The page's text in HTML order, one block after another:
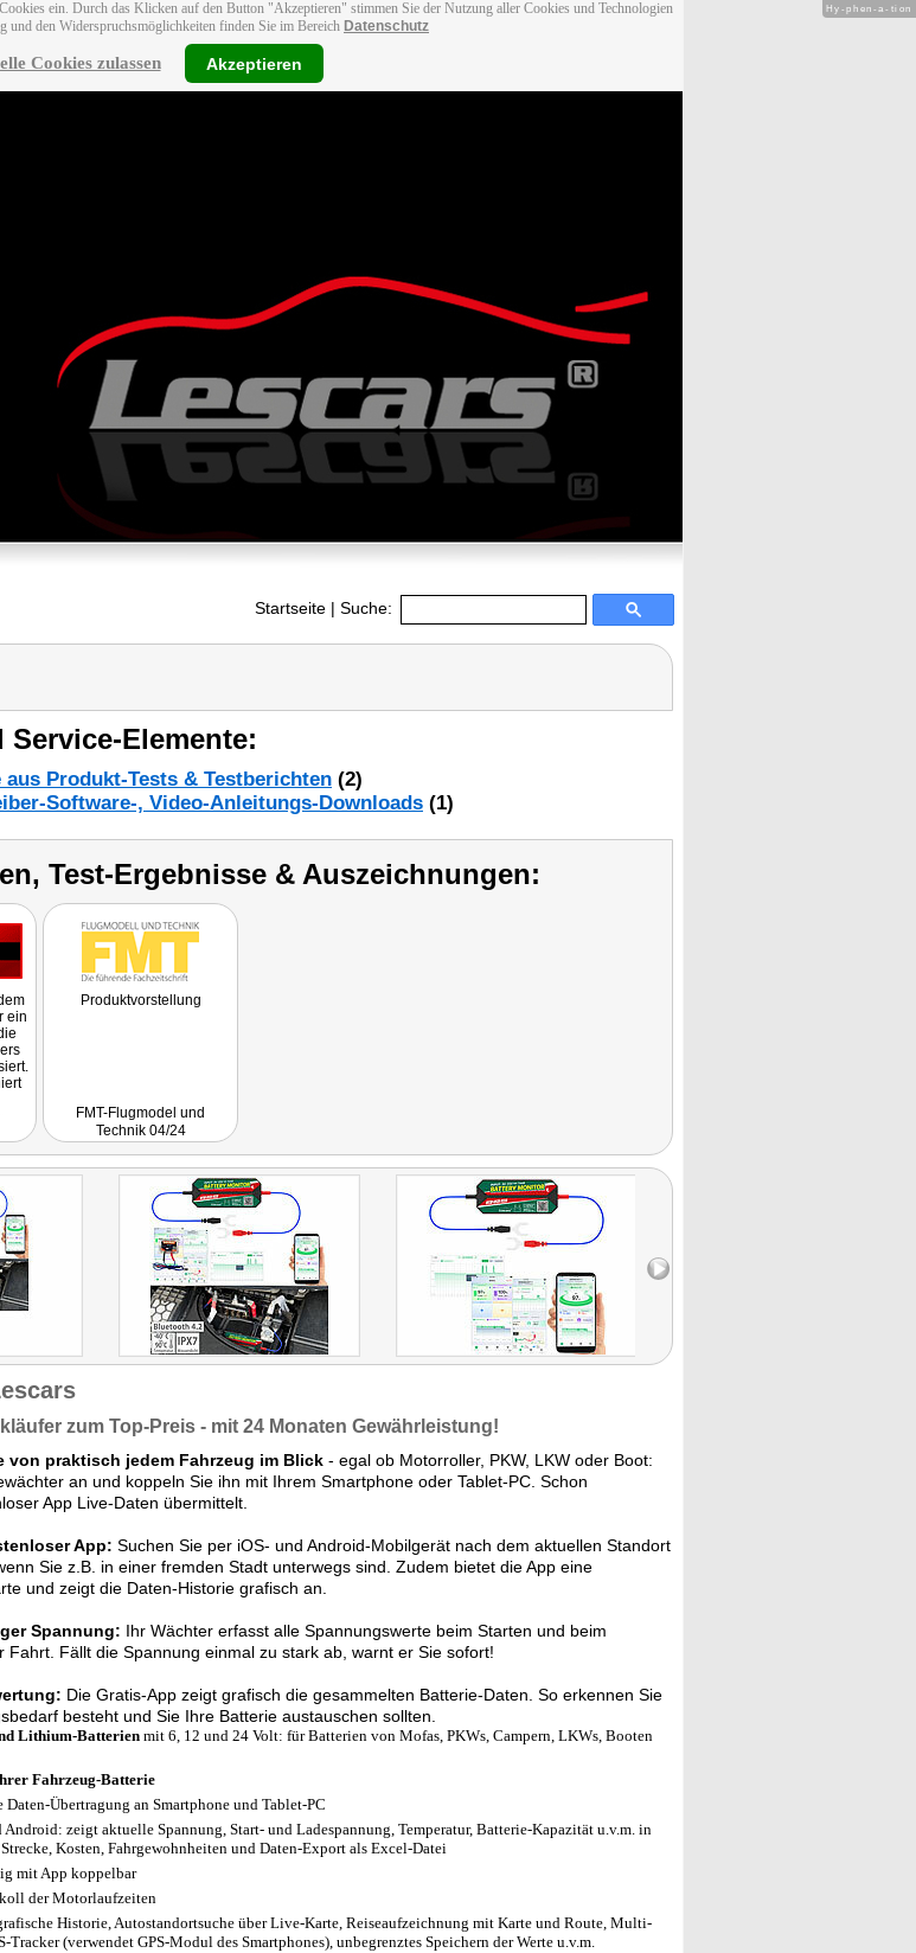
ein. Durch das Klicken auf den Button "Akzeptieren" stimmen Sie der Nutzung aller Cookies und Technologien
und den Widerspruchsmöglichkeiten finden Sie im Bereich Datenschutz
Cookies zulassen Akzeptieren
Startseite | Suche:
Elemente:
aus Produkt-Tests & Testberichten (2)
Software-, Video-Anleitungs-Downloads (1)
Test-Ergebnisse & Auszeichnungen:
ein
Produktvorstellung
FMT-Flugmodel und
Technik 04/24
zum Top-Preis - mit 24 Monaten Gewährleistung!
von praktisch jedem Fahrzeug im Blick - egal ob Motorroller, PKW, LKW oder Boot:
an und koppeln Sie ihn mit Ihrem Smartphone oder Tablet-PC. Schon
App Live-Daten übermittelt.
App: Suchen Sie per iOS- und Android-Mobilgerät nach dem aktuellen Standort
Sie z.B. in einer fremden Stadt unterwegs sind. Zudem bietet die App eine
und zeigt die Daten-Historie grafisch an.
Spannung: Ihr Wächter erfasst alle Spannungswerte beim Starten und beim
Fahrt. Fällt die Spannung einmal zu stark ab, warnt er Sie sofort!
Die Gratis-App zeigt grafisch die gesammelten Batterie-Daten. So erkennen Sie
besteht und Sie Ihre Batterie austauschen sollten.
Lithium-Batterienmit 6, 12 und 24 Volt: für Batterien von Mofas, PKWs, Campern, LKWs, Booten
Fahrzeug-Batterie
Daten-Übertragung an Smartphone und Tablet-PC
Android: zeigt aktuelle Spannung, Start- und Ladespannung, Temperatur, Batterie-Kapazität u.v.m. in
Kosten, Fahrgewohnheiten und Daten-Export als Excel-Datei
mit App koppelbar
der Motorlaufzeiten
Historie, Autostandortsuche über Live-Karte, Reiseaufzeichnung mit Karte und Route, Multi-
Tracker (verwendet GPS-Modul des Smartphones), unbegrenztes Speichern der Werte u.v.m.
Hy-phen-a-tion